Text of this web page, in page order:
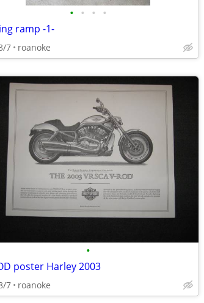
• • • •
ramp -1-
7 roanoke
•
poster Harley 2003
7 roanoke